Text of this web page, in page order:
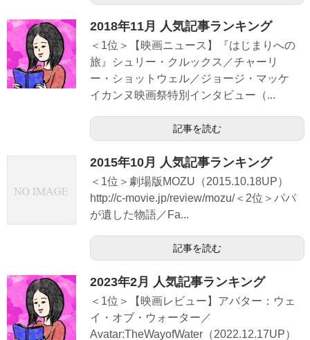
2018年11月 人気記事ランキング
＜1位＞【映画ニュース】『はじまりへの
旅』シュリー・クルックス／チャーリ
ー・ショットウェル／ジョージ・マッケ
イカンヌ映画祭特別インタビュー（...
記事を読む
2015年10月 人気記事ランキング
＜1位＞劇場版MOZU（2015.10.18UP）
http://c-movie.jp/review/mozu/＜2位＞パパ
が遺した物語／Fa...
記事を読む
2023年2月 人気記事ランキング
＜1位＞【映画レビュー】アバター：ウェ
イ・オブ・ウォーター／
Avatar:TheWayofWater（2022.12.17UP）